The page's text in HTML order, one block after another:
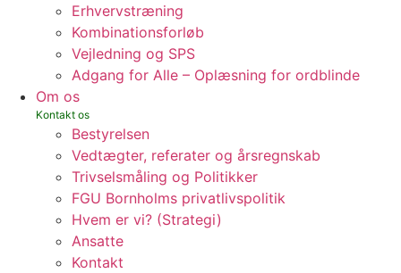
Erhvervstræning
Kombinationsforløb
Vejledning og SPS
Adgang for Alle – Oplæsning for ordblinde
Om os
Bestyrelsen
Vedtægter, referater og årsregnskab
Trivselsmåling og Politikker
FGU Bornholms privatlivspolitik
Hvem er vi? (Strategi)
Ansatte
Kontakt